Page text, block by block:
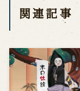
関連施設
通販サイト
うずの丘大
関連記事